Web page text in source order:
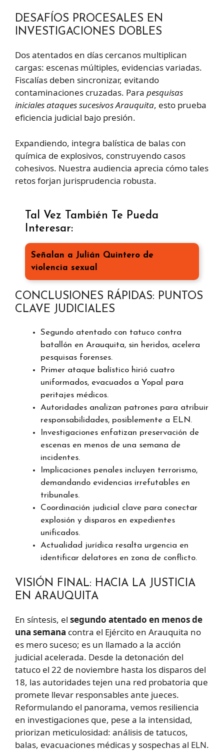
DESAFÍOS PROCESALES EN
INVESTIGACIONES DOBLES
Dos atentados en días cercanos multiplican
cargas: escenas múltiples, evidencias variadas.
Fiscalías deben sincronizar, evitando
contaminaciones cruzadas. Para pesquisas
iniciales ataques sucesivos Arauquita, esto prueba
eficiencia judicial bajo presión.
Expandiendo, integra balística de balas con
química de explosivos, construyendo casos
cohesivos. Nuestra audiencia aprecia cómo tales
retos forjan jurisprudencia robusta.
Tal Vez También Te Pueda
Interesar:
Señalan a Julián Quintero de
violencia sexual
CONCLUSIONES RÁPIDAS: PUNTOS
CLAVE JUDICIALES
Segundo atentado con tatuco contra
batallón en Arauquita, sin heridos, acelera
pesquisas forenses.
Primer ataque balístico hirió cuatro
uniformados, evacuados a Yopal para
peritajes médicos.
Autoridades analizan patrones para atribuir
responsabilidades, posiblemente a ELN.
Investigaciones enfatizan preservación de
escenas en menos de una semana de
incidentes.
Implicaciones penales incluyen terrorismo,
demandando evidencias irrefutables en
tribunales.
Coordinación judicial clave para conectar
explosión y disparos en expedientes
unificados.
Actualidad jurídica resalta urgencia en
identificar delatores en zona de conflicto.
VISIÓN FINAL: HACIA LA JUSTICIA
EN ARAUQUITA
En síntesis, el segundo atentado en menos de
una semana contra el Ejército en Arauquita no
es mero suceso; es un llamado a la acción
judicial acelerada. Desde la detonación del
tatuco el 22 de noviembre hasta los disparos del
18, las autoridades tejen una red probatoria que
promete llevar responsables ante jueces.
Reformulando el panorama, vemos resiliencia
en investigaciones que, pese a la intensidad,
priorizan meticulosidad: análisis de tatucos,
balas, evacuaciones médicas y sospechas al ELN.